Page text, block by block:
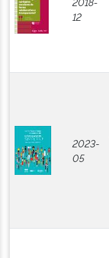
12
2023-
05